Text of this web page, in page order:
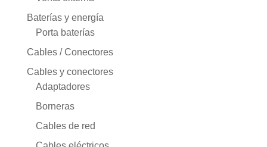
Baterías y energía
Porta baterías
Cables / Conectores
Cables y conectores
Adaptadores
Borneras
Cables de red